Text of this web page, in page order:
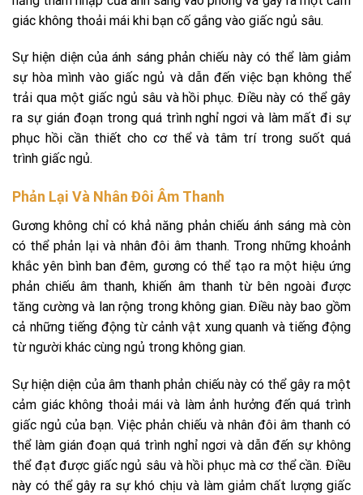
giác không thoải mái khi bạn cố gắng vào giấc ngủ sâu.
Sự hiện diện của ánh sáng phản chiếu này có thể làm giảm
sự hòa mình vào giấc ngủ và dẫn đến việc bạn không thể
trải qua một giấc ngủ sâu và hồi phục. Điều này có thể gây
ra sự gián đoạn trong quá trình nghỉ ngơi và làm mất đi sự
phục hồi cần thiết cho cơ thể và tâm trí trong suốt quá
trình giấc ngủ.
Phản Lại Và Nhân Đôi Âm Thanh
Gương không chỉ có khả năng phản chiếu ánh sáng mà còn
có thể phản lại và nhân đôi âm thanh. Trong những khoảnh
khắc yên bình ban đêm, gương có thể tạo ra một hiệu ứng
phản chiếu âm thanh, khiến âm thanh từ bên ngoài được
tăng cường và lan rộng trong không gian. Điều này bao gồm
cả những tiếng động từ cảnh vật xung quanh và tiếng động
từ người khác cùng ngủ trong không gian.
Sự hiện diện của âm thanh phản chiếu này có thể gây ra một
cảm giác không thoải mái và làm ảnh hưởng đến quá trình
giấc ngủ của bạn. Việc phản chiếu và nhân đôi âm thanh có
thể làm gián đoạn quá trình nghỉ ngơi và dẫn đến sự không
thể đạt được giấc ngủ sâu và hồi phục mà cơ thể cần. Điều
này có thể gây ra sự khó chịu và làm giảm chất lượng giấc